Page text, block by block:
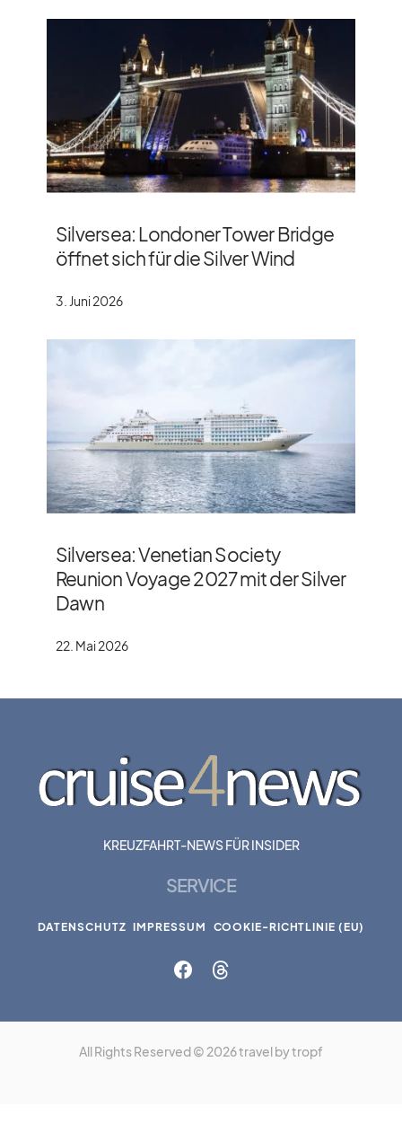
Silversea: Londoner Tower Bridge
öffnet sich für die Silver Wind
3. Juni 2026
Silversea: Venetian Society
Reunion Voyage 2027 mit der Silver
Dawn
22. Mai 2026
KREUZFAHRT-NEWS FÜR INSIDER
SERVICE
DATENSCHUTZ IMPRESSUM COOKIE-RICHTLINIE (EU)
All Rights Reserved © 2026 travel by tropf